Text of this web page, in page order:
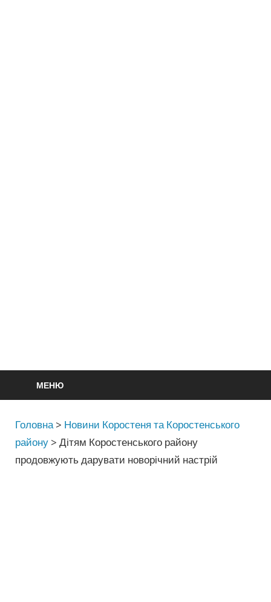
МЕНЮ
Головна > Новини Коростеня та Коростенського
району >Дітям Коростенського району
продовжують дарувати новорічний настрій